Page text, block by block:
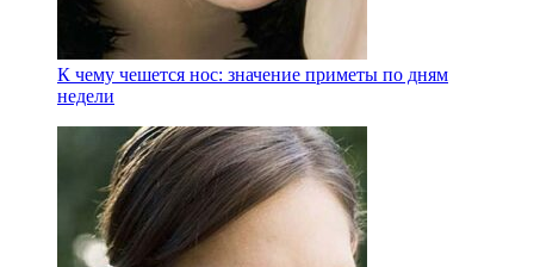
К чему чешется нос: значение приметы по дням
недели